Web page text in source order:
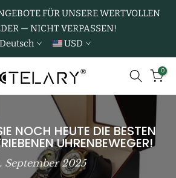
FÜR UNSERE WERTVOLLEN
— NICHT VERPASSEN!
Deutsch
USD
0
NOCH HEUTE DIE BESTEN
UHRENBEWEGER!
September 2025